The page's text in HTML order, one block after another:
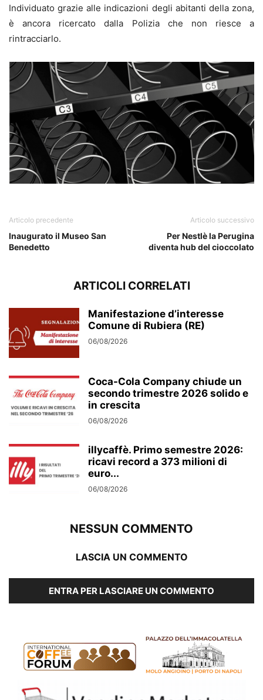
Individuato grazie alle indicazioni degli abitanti della zona,
è ancora ricercato dalla Polizia che non riesce a
rintracciarlo.
Articolo precedente
Inaugurato il Museo San
Benedetto
Articolo successivo
Per Nestlè la Perugina
diventa hub del cioccolato
ARTICOLI CORRELATI
Manifestazione d’interesse
Comune di Rubiera (RE)
06/08/2026
Coca-Cola Company chiude un
secondo trimestre 2026 solido e
in crescita
06/08/2026
illycaffè. Primo semestre 2026:
ricavi record a 373 milioni di
euro...
06/08/2026
NESSUN COMMENTO
LASCIA UN COMMENTO
ENTRA PER LASCIARE UN COMMENTO